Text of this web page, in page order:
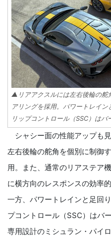
▲リアアクスルには左右後輪の舵
アリングを採用。パワートレイ
リップコントロール（SSC）は
シャシー面の性能アップも
左右後輪の舵角を個別に制御
用。また、通常のリアステア
に横方向のレスポンスの効率
一方、パワートレインと足回
プコントロール（SSC）はバ
専用設計のミシュラン・パイ